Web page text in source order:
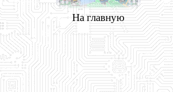
На главную